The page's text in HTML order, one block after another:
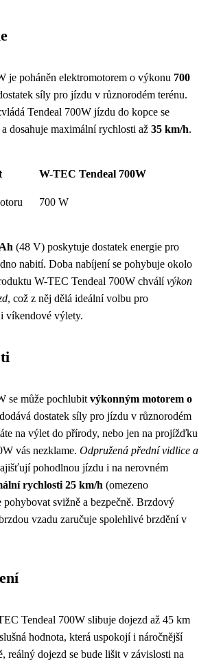
je poháněn elektromotorem o výkonu 700
síly pro jízdu v různorodém terénu.
Tendeal 700W jízdu do kopce se
dosahuje maximální rychlosti až 35 km/h.
W-TEC Tendeal 700W
700 W
(48 V) poskytuje dostatek energie pro
nabití. Doba nabíjení se pohybuje okolo
W-TEC Tendeal 700W chválívýkon
, což z něj dělá ideální volbu pro
víkendové výlety.
se může pochlubit výkonným motorem o
dostatek síly pro jízdu v různorodém
na výlet do přírody, nebo jen na projížďku
vás nezklame. Odpružená přední vidlice a
pohodlnou jízdu i na nerovném
rychlosti 25 km/h (omezeno
pohybovat svižně a bezpečně. Brzdový
vzadu zaručuje spolehlivé brzdění v
Tendeal 700W slibuje dojezd až 45 km
hodnota, která uspokojí i náročnější
reálný dojezd se bude lišit v závislosti na